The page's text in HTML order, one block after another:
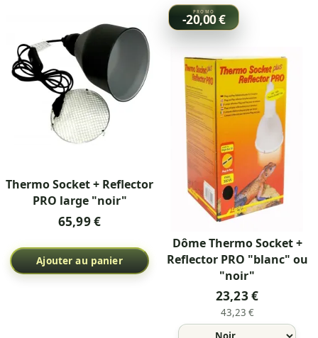
Thermo Socket + Reflector
PRO large "noir"
65,99 €
Ajouter au panier
-20,00 €
Dôme Thermo Socket +
Reflector PRO "blanc" ou
"noir"
23,23 €
43,23 €